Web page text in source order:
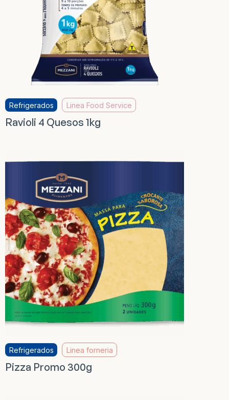
Refrigerados Linea Food Service
Ravioli 4 Quesos 1kg
Refrigerados Linea forneria
Pizza Promo 300g